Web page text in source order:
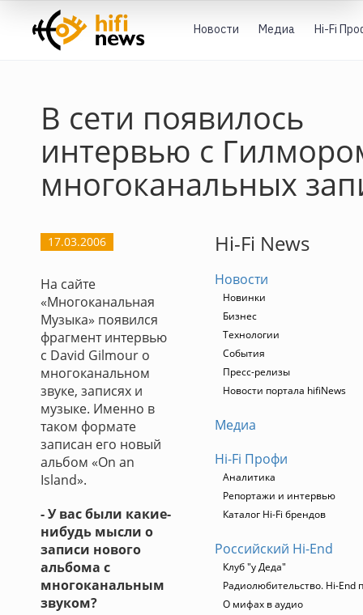
Новости Медиа Hi-Fi
В сети появилось
интервью с
многоканальных
17.03.2006
На сайте
«Многоканальная
Музыка» появился
фрагмент интервью
с David Gilmour о
многоканальном
звуке, записях и
музыке. Именно в
таком формате
записан его новый
альбом «On an
Island».
- У вас были какие-
нибудь мысли о
записи нового
альбома с
многоканальным
звуком?
Hi-Fi News
Новости
Новинки
Бизнес
Технологии
События
Пресс-релизы
Новости портала hifiNews
Медиа
Hi-Fi Профи
Аналитика
Репортажи и интервью
Каталог Hi-Fi брендов
Российский Hi-End
Клуб "у Деда"
Радиолюбительство. Hi-End
О мифах в аудио